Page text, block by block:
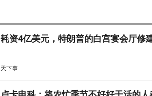
耗资4亿美元，特朗普的白宫宴会厅修
天下事